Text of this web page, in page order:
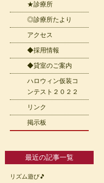
★診療所
◎診療所たより
アクセス
◆採用情報
◆貸室のご案内
ハロウィン仮装コ
ンテスト２０２２
リンク
掲示板
最近の記事一覧
リズム遊び🎵